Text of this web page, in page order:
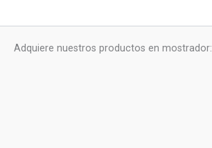
Adquiere nuestros productos en mostrador: